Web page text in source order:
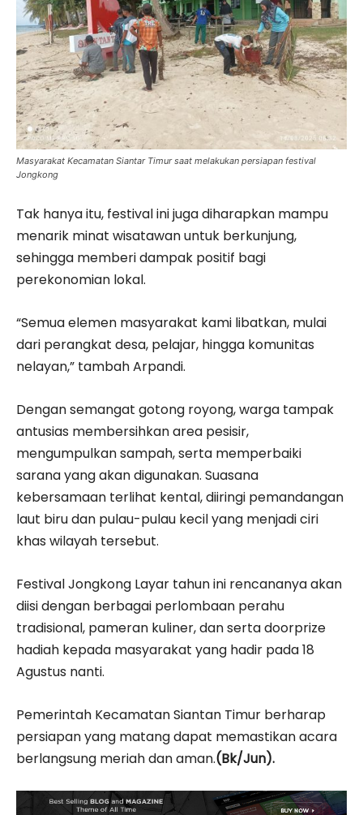
Masyarakat Kecamatan Siantar Timur saat melakukan persiapan festival
Jongkong
Tak hanya itu, festival ini juga diharapkan mampu
menarik minat wisatawan untuk berkunjung,
sehingga memberi dampak positif bagi
perekonomian lokal.
“Semua elemen masyarakat kami libatkan, mulai
dari perangkat desa, pelajar, hingga komunitas
nelayan,” tambah Arpandi.
Dengan semangat gotong royong, warga tampak
antusias membersihkan area pesisir,
mengumpulkan sampah, serta memperbaiki
sarana yang akan digunakan. Suasana
kebersamaan terlihat kental, diiringi pemandangan
laut biru dan pulau-pulau kecil yang menjadi ciri
khas wilayah tersebut.
Festival Jongkong Layar tahun ini rencananya akan
diisi dengan berbagai perlombaan perahu
tradisional, pameran kuliner, dan serta doorprize
hadiah kepada masyarakat yang hadir pada 18
Agustus nanti.
Pemerintah Kecamatan Siantan Timur berharap
persiapan yang matang dapat memastikan acara
berlangsung meriah dan aman.(Bk/Jun).